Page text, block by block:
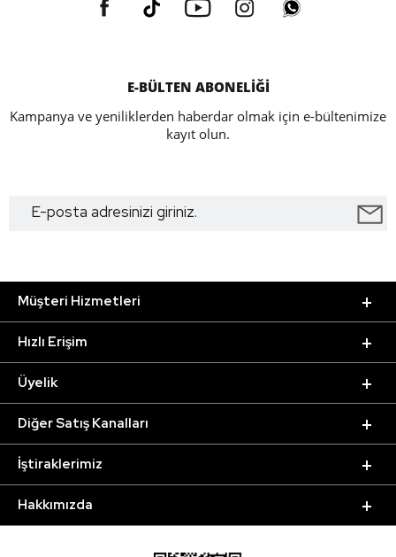
E-BÜLTEN ABONELİĞİ
Kampanya ve yeniliklerden haberdar olmak için e-bültenimize
kayıt olun.
Müşteri Hizmetleri
Hızlı Erişim
Üyelik
Diğer Satış Kanalları
İştiraklerimiz
Hakkımızda